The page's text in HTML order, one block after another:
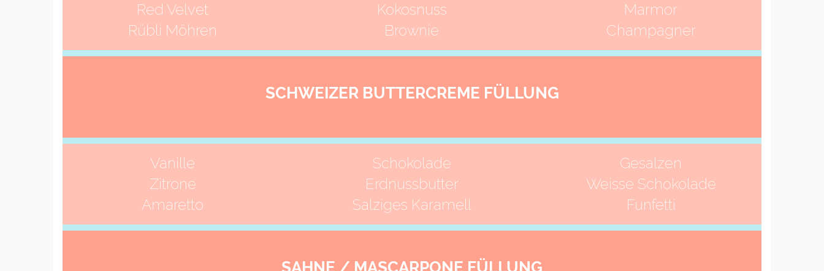
Red Velvet
Rübli Möhren
Kokosnuss
Brownie
Marmor
Champagner
SCHWEIZER BUTTERCREME FÜLLUNG
Vanille
Zitrone
Amaretto
Schokolade
Erdnussbutter
Salziges Karamell
Gesalzen
Weisse Schokolade
Funfetti
SAHNE / MASCARPONE FÜLLUNG